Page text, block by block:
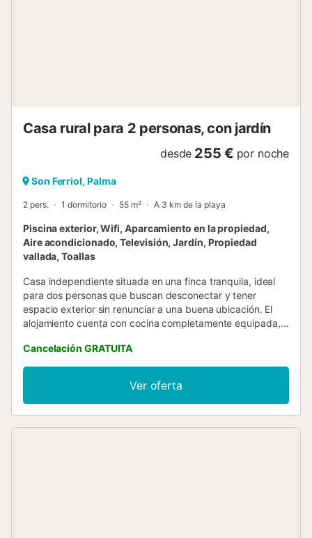
Casa rural para 2 personas, con jardín
desde 255 € por noche
Son Ferriol, Palma
2 pers. 1 dormitorio 55 m² A 3 km de la playa
Piscina exterior, Wifi, Aparcamiento en la propiedad,
Aire acondicionado, Televisión, Jardín, Propiedad
vallada, Toallas
Casa independiente situada en una finca tranquila, ideal
para dos personas que buscan desconectar y tener
espacio exterior sin renunciar a una buena ubicación. El
alojamiento cuenta con cocina completamente equipada,
con armario-vestidor y baño completo. Todo está pensado
para una estancia confortable y con todas las
comodidades. En el exterior hay una piscina de 9x4
metros con tumbonas, zonas de sombra y una barbacoa,
en un entorno cuidado y sin ruidos. La finca dispone de
Cancelación GRATUITA
Ver oferta